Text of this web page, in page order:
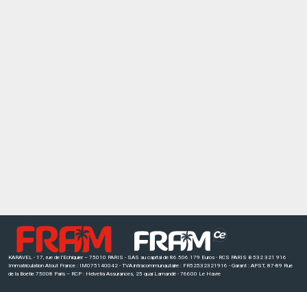
KARAVEL - 17, rue de l’Echiquier – 75010 PARIS - SAS au capital de 86.506.179 Euros - RCS PARIS B 532 321 916
Immatriculation Atout France : IM075140042 - TVA intracommunautaire : FR52532321916 - Garant : APST, 87-89 Rue
de la Boétie 75008 Paris – RCP : Helvetia Assurances, 25 quai Lamandé - 76600 Le Havre